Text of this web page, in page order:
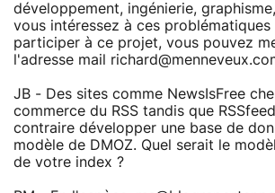
développement, ingénierie,
vous intéressez à ces problématiques
participer à ce projet, vous pouvez
l'adresse mail
JB - Des sites comme NewsIsFree
commerce du RSS tandis que
contraire développer une base de
modèle de DMOZ. Quel serait le
de votre index ?